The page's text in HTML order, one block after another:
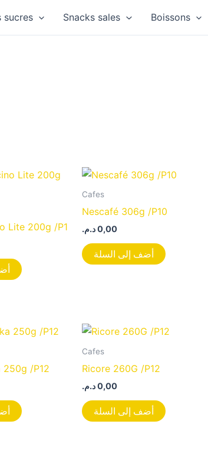
sucres Snacks sales Boissons
Lite 200g /P1
Cafes
Nescafé 306g /P10
0,00د.م.
أضف إلى السلة
250g /P12
Cafes
Ricore 260G /P12
0,00د.م.
أضف إلى السلة